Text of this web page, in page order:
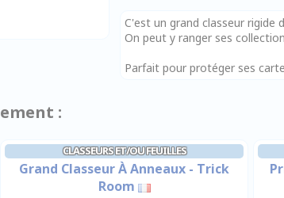
C'est un grand classeur rigide
On peut y ranger ses
Parfait pour protéger ses
:
CLASSEURS ET/OU FEUILLES
Grand Classeur À Anneaux - Trick
Room